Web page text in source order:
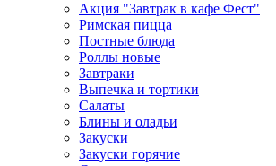
Акция "Завтрак в кафе Фест"
Римская пицца
Постные блюда
Роллы новые
Завтраки
Выпечка и тортики
Салаты
Блины и оладьи
Закуски
Закуски горячие